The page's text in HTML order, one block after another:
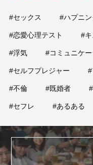
#セックス #ハプニ
#恋愛心理テスト #キ
#浮気 #コミュニケ
#セルフプレジャー
#不倫 #既婚者
#セフレ #あるある